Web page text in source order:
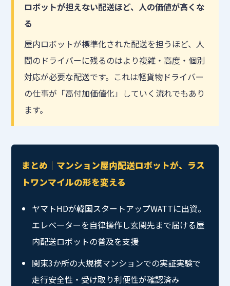
ロボットが担えない配送ほど、人の価値が高くな
る
屋内ロボットが標準化された配送を担うほど、人
間のドライバーに残るのはより複雑・高度・個別
対応が必要な配送です。これは軽貨物ドライバー
の仕事が「高付加価値化」していく流れでもあり
ます。
まとめ｜マンション屋内配送ロボットが、ラス
トワンマイルの形を変える
ヤマトHDが韓国スタートアップWATTに出資。
エレベーターを自律操作し玄関先まで届ける屋
内配送ロボットの普及を支援
関東3か所の大規模マンションでの実証実験で
走行安全性・受け取り利便性が確認済み